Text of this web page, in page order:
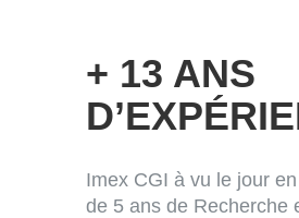
+ 13 ANS
Imex CGI à vu le jour
de 5 ans de Recherche